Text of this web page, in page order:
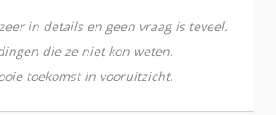
in details en geen vraag is teveel.
die ze niet kon weten.
toekomst in vooruitzicht.